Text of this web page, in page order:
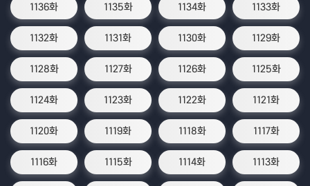
1136화 1135화 1134화 1133화
1132화 1131화 1130화 1129화
1128화 1127화 1126화 1125화
1124화 1123화 1122화 1121화
1120화 1119화 1118화 1117화
1116화 1115화 1114화 1113화